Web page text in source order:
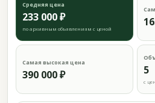
Средняя цена
233 000 ₽
по архивным объявлениям с ценой
Самая высокая цена
390 000 ₽ 5
с